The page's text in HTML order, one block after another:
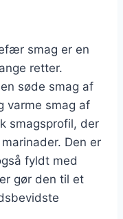
smag er en
retter.
søde smag af
varme smag af
smagsprofil, der
Den er
fyldt med
gør den til et